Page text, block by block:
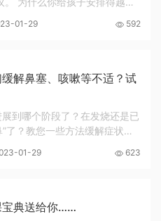
学习的动...
01-29 592
解鼻塞、咳嗽等不适？试
到哪个阶段了？在发烧还是已
”了？教您一些方法缓解症状不
...
01-29 623
宝典送给你……